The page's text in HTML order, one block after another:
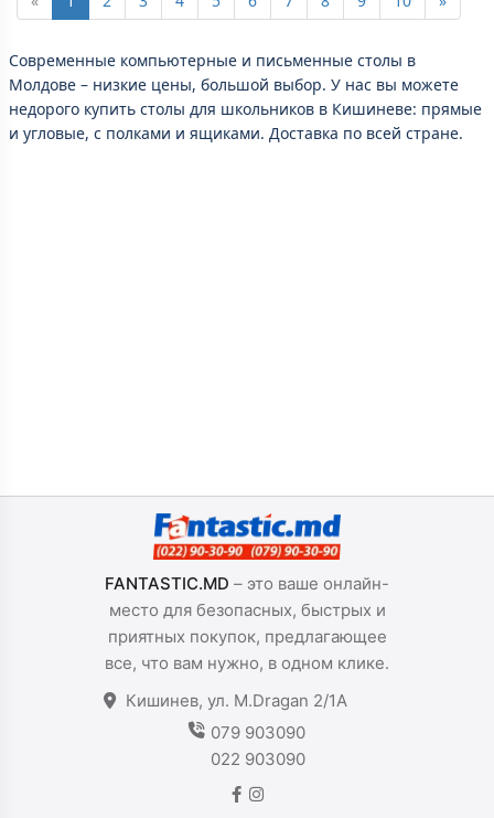
Современные компьютерные и письменные столы в
Молдове – низкие цены, большой выбор. У нас вы можете
недорого купить столы для школьников в Кишиневе: прямые
и угловые, с полками и ящиками. Доставка по всей стране.
FANTASTIC.MD – это ваше онлайн-
место для безопасных, быстрых и
приятных покупок, предлагающее
все, что вам нужно, в одном клике.
Кишинев, ул. M.Dragan 2/1A
079 903090
022 903090